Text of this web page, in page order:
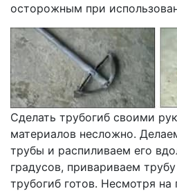
осторожным при
Сделать трубогиб своими
материалов несложно.
трубы и распиливаем его
градусов, привариваем
трубогиб готов. Несмотря на